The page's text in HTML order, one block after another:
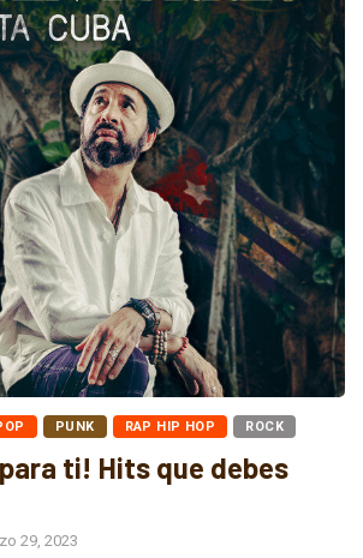
PUNK RAP HIP HOP ROCK
para ti! Hits que debes
29, 2023